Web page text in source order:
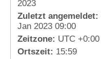
2023
Zuletzt angemeldet:
Jan 2023 09:00
Zeitzone: UTC +0:00
Ortszeit: 15:59